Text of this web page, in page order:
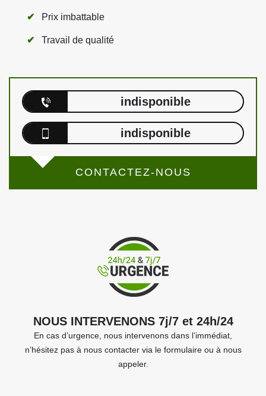
Prix imbattable
Travail de qualité
indisponible
indisponible
CONTACTEZ-NOUS
NOUS INTERVENONS 7j/7 et 24h/24
En cas d’urgence, nous intervenons dans l’immédiat,
n’hésitez pas à nous contacter via le formulaire ou à nous
appeler.